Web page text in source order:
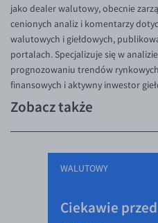
jako dealer walutowy, obecnie
cenionych analiz i komentarzy
walutowych i giełdowych,
portalach. Specjalizuje się w
prognozowaniu trendów
finansowych i aktywny inwestor
Zobacz także
WALUTOWY
Ciekawie